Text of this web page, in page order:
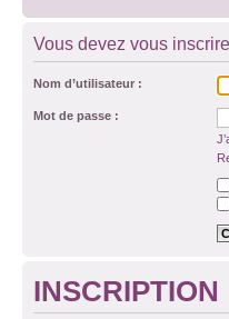
Vous devez vous
Nom d’utilisateur :
Mot de passe :
INSCRIPTION